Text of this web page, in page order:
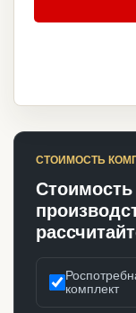
СТОИМОСТЬ
комплект